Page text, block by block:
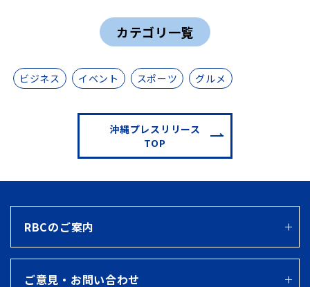
カテゴリ一覧
ビジネス イベント スポーツ グルメ
沖縄プレスリリース
TOP
RBCのご案内
ご意見・お問い合わせ